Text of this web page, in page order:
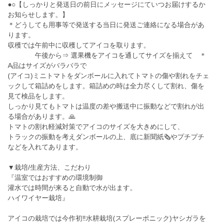
●○【しっかりと発送日の前日にメッセージにていつお届けするか
お知らせします。】
＊どうしても用事等で発送する当日に発送ご連絡になる場合があ
ります。
収穫では午前中に収穫してアイコを取ります。
午後から⇒ 選果機をアイコを通してサイズを揃えて ＊
A品はサイズがバラバラで
(アイコ)ミニトマトをダンボールに入れてトマトの傷や割れをチェ
ックして箱詰めをします。箱詰めの時は全力尽くして割れ、傷を
見て検品をします。
しっかり見てもトマトは温度の差や搬送中に振動などで割れが出
る場合があります。🙏
トマトの割れ軽減対策でアイコのサイズを大きめにして、
トラックの振動を考えダンボールの上、底に新聞紙🗞️やプチプチ
などを入れてあります。
▼栽培/生産方法、こだわり
『温室ではおすすめの環境制御
灌水では時間が来ると自動で水が出ます。
ハイワイヤー栽培』
アイコの栽培では今作初‼︎水耕栽培(スプレーポニック)ヤシガラを